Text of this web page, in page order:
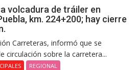
volcadura de tráiler en
km. 224+200; hay cierre
Carreteras, informó que se
circulación sobre la carretera...
REGIONAL